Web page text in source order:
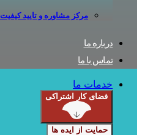
مرکز مشاوره و تایید کیفیت
درباره ما
تماس با ما
خدمات ما
فضای کار اشتراکی
حمایت از ایده ها